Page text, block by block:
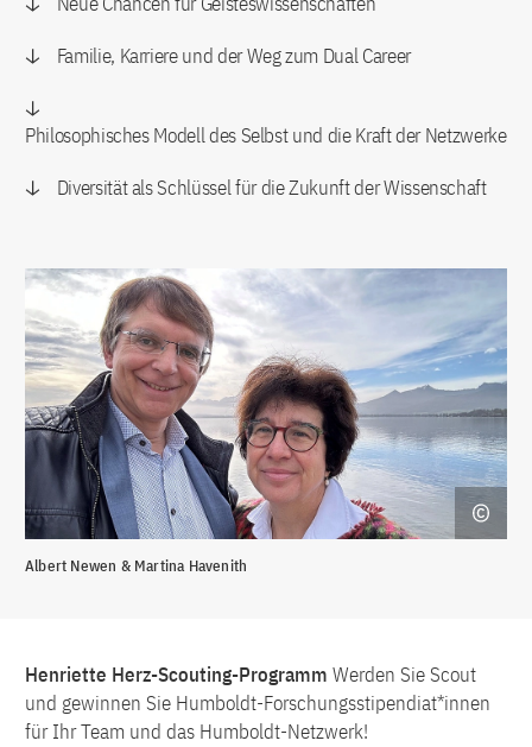
Familie, Karriere und der Weg zum Dual Career
Philosophisches Modell des Selbst und die Kraft der Netzwerke
Diversität als Schlüssel für die Zukunft der Wissenschaft
Albert Newen & Martina Havenith
Henriette Herz-Scouting-Programm Werden Sie Scout
und gewinnen Sie Humboldt-Forschungsstipendiat*innen
für Ihr Team und das Humboldt-Netzwerk!